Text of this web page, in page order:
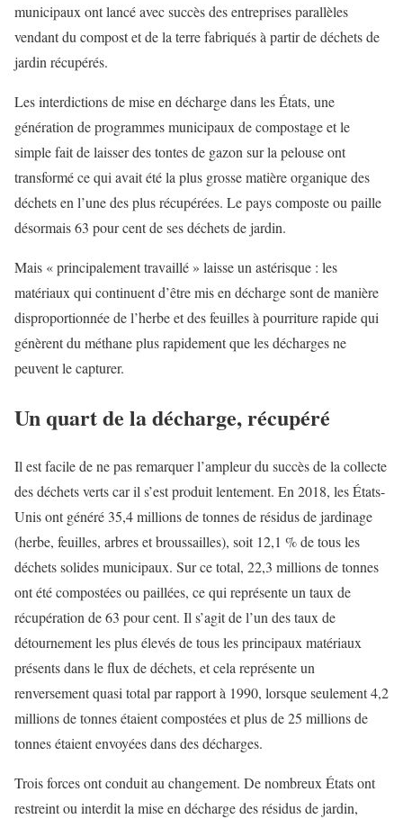
municipaux ont lancé avec succès des entreprises parallèles
vendant du compost et de la terre fabriqués à partir de déchets de
jardin récupérés.
Les interdictions de mise en décharge dans les États, une
génération de programmes municipaux de compostage et le
simple fait de laisser des tontes de gazon sur la pelouse ont
transformé ce qui avait été la plus grosse matière organique des
déchets en l’une des plus récupérées. Le pays composte ou paille
désormais 63 pour cent de ses déchets de jardin.
Mais « principalement travaillé » laisse un astérisque : les
matériaux qui continuent d’être mis en décharge sont de manière
disproportionnée de l’herbe et des feuilles à pourriture rapide qui
génèrent du méthane plus rapidement que les décharges ne
peuvent le capturer.
Un quart de la décharge, récupéré
Il est facile de ne pas remarquer l’ampleur du succès de la collecte
des déchets verts car il s’est produit lentement. En 2018, les États-
Unis ont généré 35,4 millions de tonnes de résidus de jardinage
(herbe, feuilles, arbres et broussailles), soit 12,1 % de tous les
déchets solides municipaux. Sur ce total, 22,3 millions de tonnes
ont été compostées ou paillées, ce qui représente un taux de
récupération de 63 pour cent. Il s’agit de l’un des taux de
détournement les plus élevés de tous les principaux matériaux
présents dans le flux de déchets, et cela représente un
renversement quasi total par rapport à 1990, lorsque seulement 4,2
millions de tonnes étaient compostées et plus de 25 millions de
tonnes étaient envoyées dans des décharges.
Trois forces ont conduit au changement. De nombreux États ont
restreint ou interdit la mise en décharge des résidus de jardin,